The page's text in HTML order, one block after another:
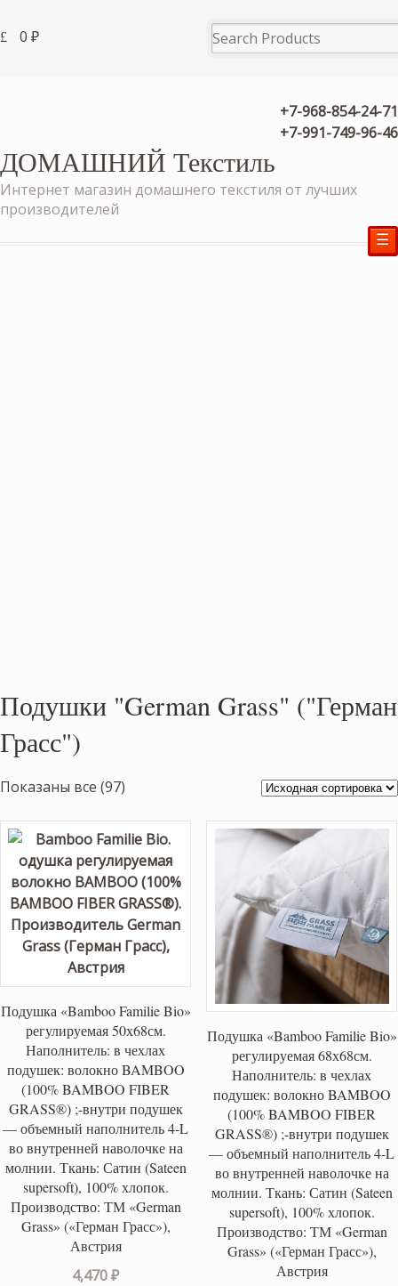
0 ₽
+7-968-854-24-71
+7-991-749-96-46
ДОМАШНИЙ Текстиль
Интернет магазин домашнего текстиля от лучших
производителей
☰
Подушки "German Grass" ("Герман
Грасс")
Показаны все (97)
Подушка «Bamboo Familie Bio»
регулируемая 50х68см.
Наполнитель: в чехлах
подушек: волокно BAMBOO
(100% BAMBOO FIBER
GRASS®) ;-внутри подушек
— объемный наполнитель 4-L
во внутренней наволочке на
молнии. Ткань: Сатин (Sateen
supersoft), 100% хлопок.
Производство: ТМ «German
Grass» («Герман Грасс»),
Австрия
4,470₽
Подушка «Bamboo Familie Bio»
регулируемая 68х68см.
Наполнитель: в чехлах
подушек: волокно BAMBOO
(100% BAMBOO FIBER
GRASS®) ;-внутри подушек
— объемный наполнитель 4-L
во внутренней наволочке на
молнии. Ткань: Сатин (Sateen
supersoft), 100% хлопок.
Производство: ТМ «German
Grass» («Герман Грасс»),
Австрия